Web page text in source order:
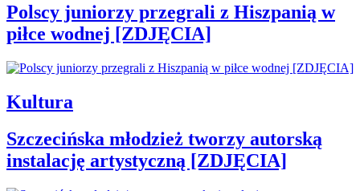
Polscy juniorzy przegrali z Hiszpanią w
piłce wodnej [ZDJĘCIA]
Kultura
Szczecińska młodzież tworzy autorską
instalację artystyczną [ZDJĘCIA]